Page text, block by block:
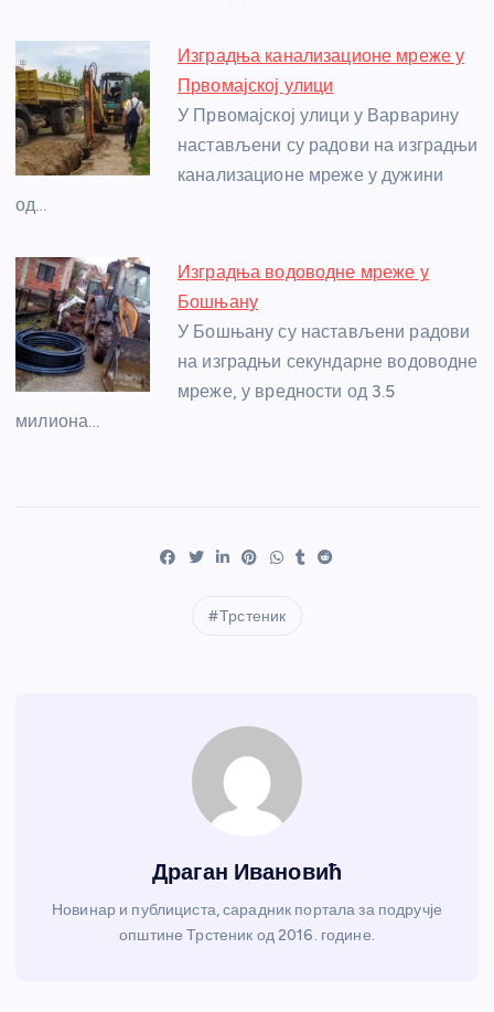
Изградња канализационе мреже у
Првомајској улици
У Првомајској улици у Варварину
настављени су радови на изградњи
канализационе мреже у дужини
од…
Изградња водоводне мреже у
Бошњану
У Бошњану су настављени радови
на изградњи секундарне водоводне
мреже, у вредности од 3.5
милиона…
Трстеник
Драган Ивановић
Новинар и публициста, сарадник портала за подручје
општине Трстеник од 2016. године.